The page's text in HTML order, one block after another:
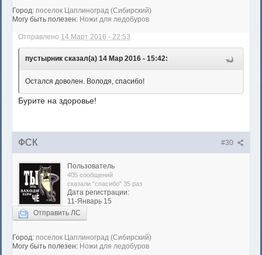
Город: поселок Цаплиноград (Сибирский)
Могу быть полезен: Ножи для ледобуров
Отправлено 14 Март 2016 - 22:53
пустырник сказал(а) 14 Мар 2016 - 15:42:
Остался доволен. Володя, спасибо!
Бурите на здоровье!
#30
ФСК
Пользователь
405 сообщений
сказали "спасибо" 35 раз
Дата регистрации:
11-Январь 15
Отправить ЛС
Город: поселок Цаплиноград (Сибирский)
Могу быть полезен: Ножи для ледобуров